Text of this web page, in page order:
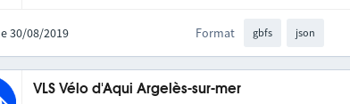
30/08/2019 Format gbfs json
VLS Vélo d'Aqui Argelès-sur-mer